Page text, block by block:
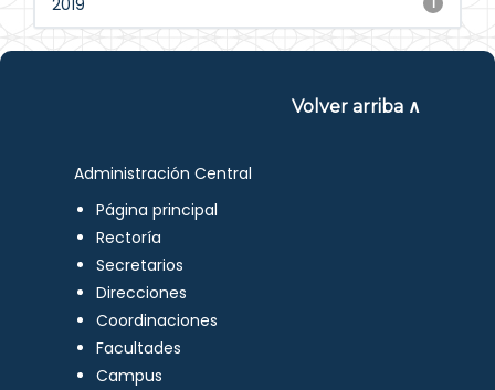
2019
Volver arriba ∧
Administración Central
Página principal
Rectoría
Secretarios
Direcciones
Coordinaciones
Facultades
Campus